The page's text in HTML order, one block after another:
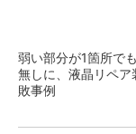
弱い部分が1箇所で
無しに、液晶リペア
敗事例